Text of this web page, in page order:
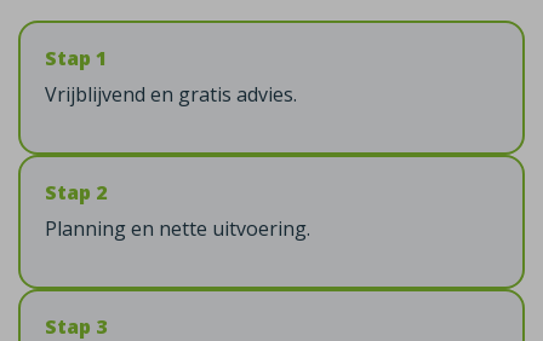
Stap 1
Vrijblijvend en gratis advies.
Stap 2
Planning en nette uitvoering.
Stap 3